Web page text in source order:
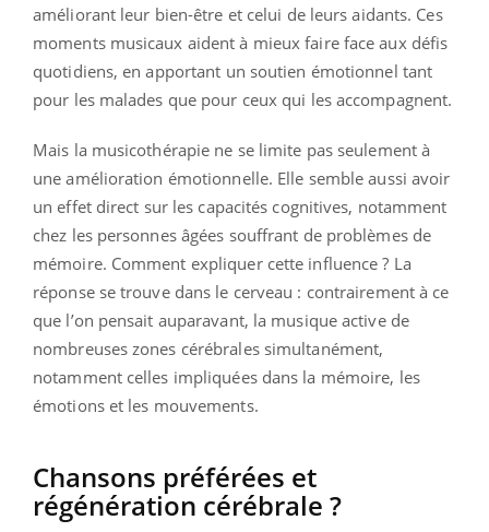
améliorant leur bien-être et celui de leurs aidants. Ces
moments musicaux aident à mieux faire face aux défis
quotidiens, en apportant un soutien émotionnel tant
pour les malades que pour ceux qui les accompagnent.
Mais la musicothérapie ne se limite pas seulement à
une amélioration émotionnelle. Elle semble aussi avoir
un effet direct sur les capacités cognitives, notamment
chez les personnes âgées souffrant de problèmes de
mémoire. Comment expliquer cette influence ? La
réponse se trouve dans le cerveau : contrairement à ce
que l’on pensait auparavant, la musique active de
nombreuses zones cérébrales simultanément,
notamment celles impliquées dans la mémoire, les
émotions et les mouvements.
Chansons préférées et
régénération cérébrale ?